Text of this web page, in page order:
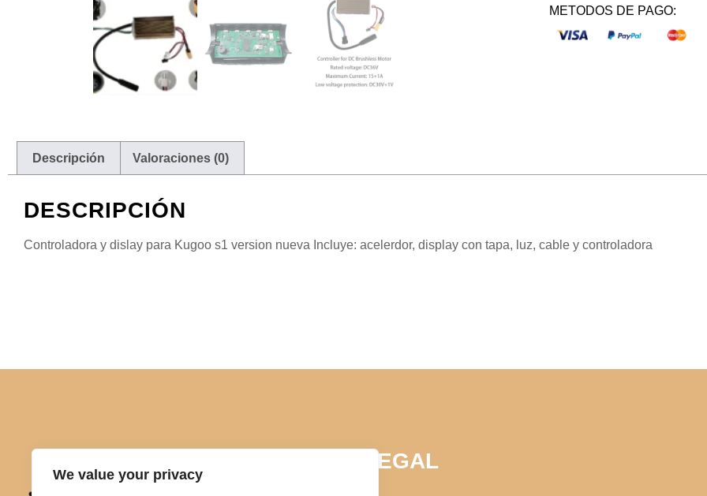
We value your privacy
METODOS DE PAGO:
Descripción Valoraciones (0)
DESCRIPCIÓN
Controladora y dislay para Kugoo s1 version nueva Incluye: acelerdor, display con tapa, luz, cable y controladora
LEGAL